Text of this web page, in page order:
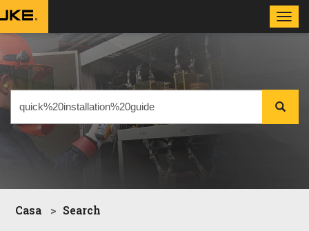
Casa Search